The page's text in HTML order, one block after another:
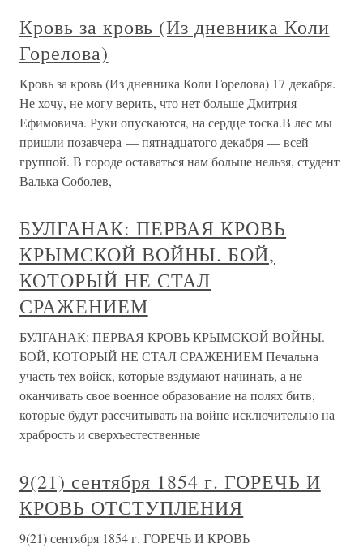
Кровь за кровь (Из дневника Коли
Горелова)
Кровь за кровь (Из дневника Коли Горелова) 17 декабря.
Не хочу, не могу верить, что нет больше Дмитрия
Ефимовича. Руки опускаются, на сердце тоска.В лес мы
пришли позавчера — пятнадцатого декабря — всей
группой. В городе оставаться нам больше нельзя, студент
Валька Соболев,
БУЛГАНАК: ПЕРВАЯ КРОВЬ
КРЫМСКОЙ ВОЙНЫ. БОЙ,
КОТОРЫЙ НЕ СТАЛ
СРАЖЕНИЕМ
БУЛГАНАК: ПЕРВАЯ КРОВЬ КРЫМСКОЙ ВОЙНЫ.
БОЙ, КОТОРЫЙ НЕ СТАЛ СРАЖЕНИЕМ Печальна
участь тех войск, которые вздумают начинать, а не
оканчивать свое военное образование на полях битв,
которые будут рассчитывать на войне исключительно на
храбрость и сверхъестественные
9(21) сентября 1854 г. ГОРЕЧЬ И
КРОВЬ ОТСТУПЛЕНИЯ
9(21) сентября 1854 г. ГОРЕЧЬ И КРОВЬ